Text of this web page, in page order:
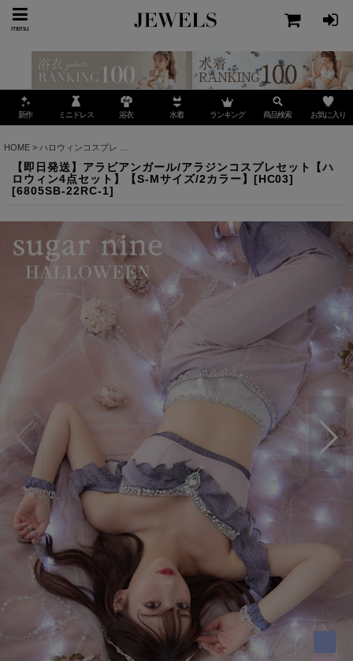
menu
新作 ミニドレス 浴衣 水着 ランキング 商品検索 お気に入り
HOME > ハロウィンコスプレ
【即日発送】アラビアンガール/アラジンコスプレセット【ハ
ロウィン4点セット】【S-Mサイズ/2カラー】[HC03]
[6805SB-22RC-1]